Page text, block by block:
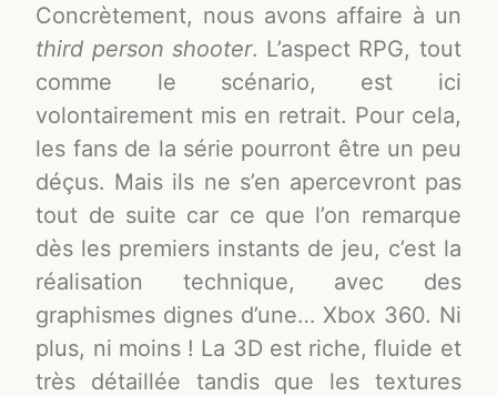
Concrètement, nous avons affaire à un
third person shooter. L’aspect RPG, tout
comme le scénario, est ici
volontairement mis en retrait. Pour cela,
les fans de la série pourront être un peu
déçus. Mais ils ne s’en apercevront pas
tout de suite car ce que l’on remarque
dès les premiers instants de jeu, c’est la
réalisation technique, avec des
graphismes dignes d’une… Xbox 360. Ni
plus, ni moins ! La 3D est riche, fluide et
très détaillée tandis que les textures